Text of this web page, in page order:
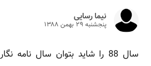
نیما رسایی
پنجشنبه ۲۹ بهمن ۱۳۸۸
سال 88 را شاید بتوان سال نامه